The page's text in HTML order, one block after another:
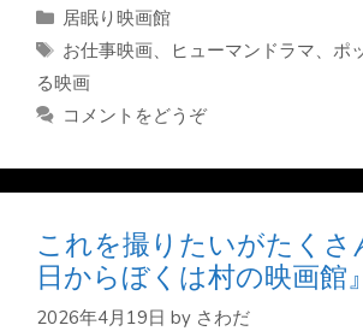
カ
テ
ゴ
リ
ー
居眠り映画館
タ
グ
お仕事映画、 ヒューマンドラマ、 ポ
る映画
コメントをどうぞ
これを撮りたいがたくさ
日からぼくは村の映画館
2026年4月19日 by さわだ